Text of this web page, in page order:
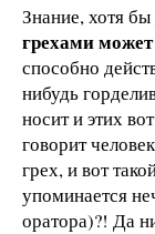
Знание, хотя бы
грехами
способно
нибудь
носит и этих
говорит
грех, и вот
упоминается
оратора)?! Да